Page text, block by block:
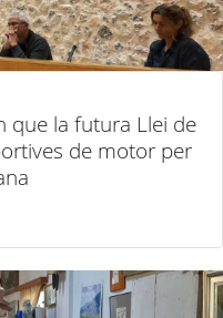
que la futura Llei de
de motor per